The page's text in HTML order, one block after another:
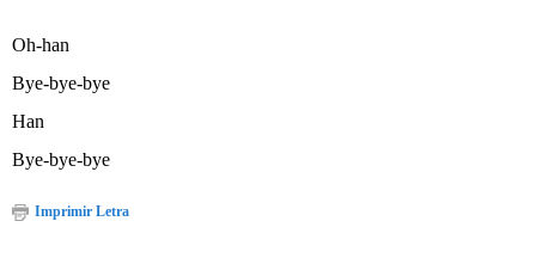
Oh-han
Bye-bye-bye
Han
Bye-bye-bye
Imprimir Letra